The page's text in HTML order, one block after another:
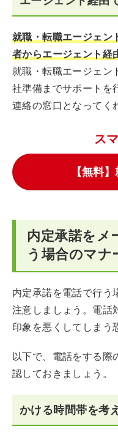
就職・転職エージェン
者からエージェント経
就職・転職エージェン
社準備までサポートを
連絡の窓口となってく
ス
【無料
内定承諾をメ
う場合のマナ
内定承諾を電話で行う
注意しましょう。電話
印象を悪くしてしまう
以下で、電話をする際
認しておきましょう。
かける時間帯を考